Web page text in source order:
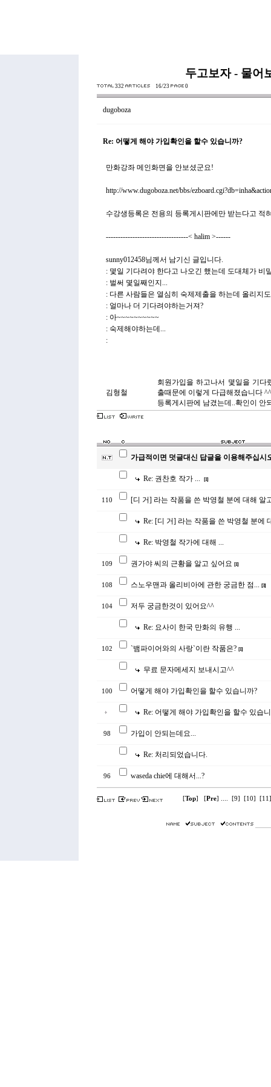
두고보자 - 물어
332 16/23 0
dugoboza
Re: 어떻게 해야 가입확인을 할수 있습니까?
만화강좌 메인화면을 안보셨군요!
http://www.dugoboza.net/bbs/
수강생등록은 전용의 등록게시판에만 받는다고 적
----------------------------------< halim >------
sunny012458님께서 남기신 글입니다.
: 몇일 기다려야 한다고 나오긴 했는데 도대체가 비
: 벌써 몇일째인지...
: 다른 사람들은 열심히 숙제제출을 하는데 올리지
: 얼마나 더 기다려야하는거져?
: 아~~~~~~~~~~
: 숙제해야하는데...
:
김형철
회원가입을 하고나서 몇일을 기다
출때문에 이렇게 다급해졌습니다
등록게시판에 남겼는데..확인이 안
가급적이면 덧글대신 답글을 이용해주십시
Re: 권찬호 작가 ... [1]
110 [디 거] 라는 작품을 쓴 박영철 분에 대해 알
Re: [디 거] 라는 작품을 쓴 박영철 분에
Re: 박영철 작가에 대해 ...
109 권가야 씨의 근황을 알고 싶어요 [1]
108 스노우맨과 올리비아에 관한 궁금한 점... [3]
104 저두 궁금한것이 있어요^^
Re: 요사이 한국 만화의 유행 ...
102 `뱀파이어와의 사랑`이란 작품은? [1]
무료 문자메세지 보내시고^^
100 어떻게 해야 가입확인을 할수 있습니까?
Re: 어떻게 해야 가입확인을 할수 있습
98 가입이 안되는데요...
Re: 처리되었습니다.
96 waseda chie에 대해서...?
[Top] [Pre] .... [9] [10] [11